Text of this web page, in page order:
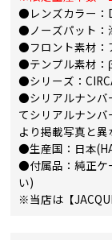
●レンズカラー：
●ノーズパット：
●フロント素材：
●テンプル素材：
●シリーズ：
●シリアルナンバ
てシリアルナン
より掲載写真と異
●生産国：日本
●付属品：純正ケ
い)
※当店は【